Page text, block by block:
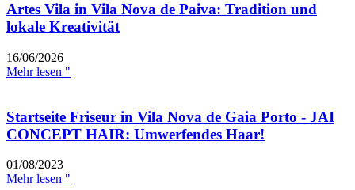
Artes Vila in Vila Nova de Paiva: Tradition und
lokale Kreativität
16/06/2026
Mehr lesen "
Startseite Friseur in Vila Nova de Gaia Porto - JAI
CONCEPT HAIR: Umwerfendes Haar!
01/08/2023
Mehr lesen "